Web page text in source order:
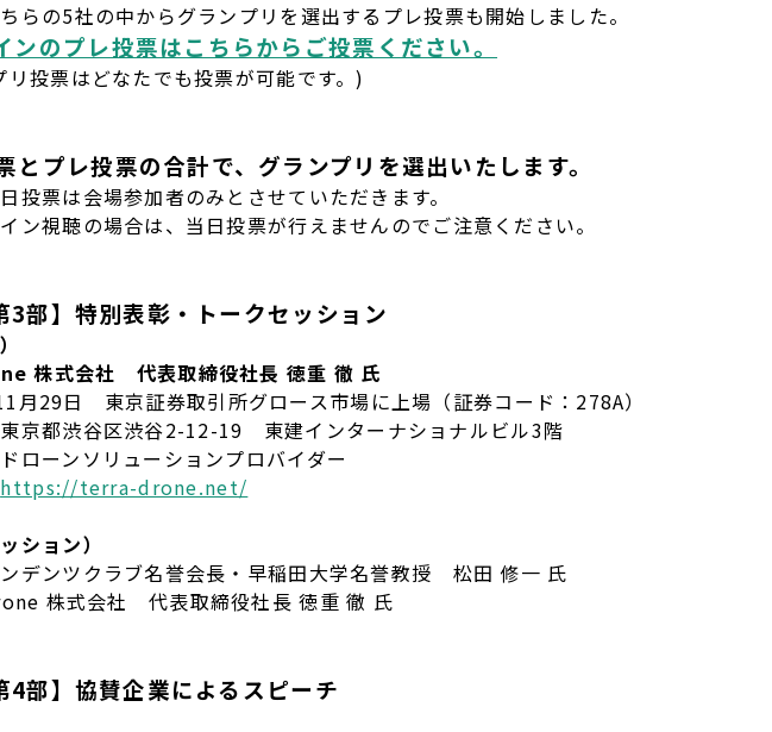
らの5社の中からグランプリを選出するプレ投票も開始しました。
ンのプレ投票はこちらからご投票ください。
投票はどなたでも投票が可能です。)
とプレ投票の合計で、グランプリを選出いたします。
投票は会場参加者のみとさせていただきます。
視聴の場合は、当日投票が行えませんのでご注意ください。
3部】特別表彰・トークセッション
株式会社 代表取締役社長 徳重 徹 氏
月29日 東京証券取引所グロース市場に上場（証券コード：278A）
京都渋谷区渋谷2-12-19 東建インターナショナルビル3階
ローンソリューションプロバイダー
https://terra-drone.net/
ション）
ンデンツクラブ名誉会長・早稲田大学名誉教授 松田 修一 氏
株式会社 代表取締役社長 徳重 徹 氏
4部】協賛企業によるスピーチ